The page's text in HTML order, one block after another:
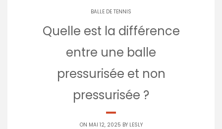
BALLE DE TENNIS
Quelle est la différence
entre une balle
pressurisée et non
pressurisée ?
ON MAI 12, 2025 BY LESLY